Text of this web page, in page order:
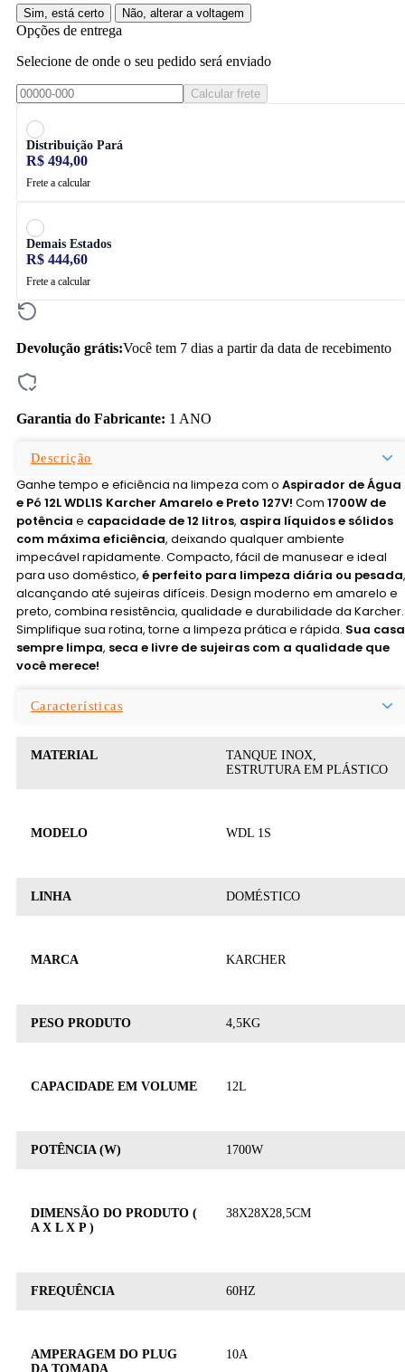
Sim, está certo Não, alterar a voltagem
Opções de entrega
Selecione de onde o seu pedido será enviado
Calcular frete
Distribuição Pará
R$ 494,00
Frete a calcular
Demais Estados
R$ 444,60
Frete a calcular
Devolução grátis:Você tem 7 dias a partir da data de recebimento
Garantia do Fabricante: 1 ANO
Descrição
Ganhe tempo e eficiência na limpeza com o Aspirador de Água
e Pó 12L WDL1S Karcher Amarelo e Preto 127V! Com 1700W de
potência e capacidade de 12 litros, aspira líquidos e sólidos
com máxima eficiência, deixando qualquer ambiente
impecável rapidamente. Compacto, fácil de manusear e ideal
para uso doméstico, é perfeito para limpeza diária ou pesada,
alcançando até sujeiras difíceis. Design moderno em amarelo e
preto, combina resistência, qualidade e durabilidade da Karcher.
Simplifique sua rotina, torne a limpeza prática e rápida. Sua casa
sempre limpa, seca e livre de sujeiras com a qualidade que
você merece!
Características
MATERIAL
TANQUE INOX,
ESTRUTURA EM PLÁSTICO
MODELO WDL 1S
LINHA DOMÉSTICO
MARCA KARCHER
PESO PRODUTO 4,5KG
CAPACIDADE EM VOLUME 12L
POTÊNCIA (W) 1700W
DIMENSÃO DO PRODUTO (
A X L X P )
38X28X28,5CM
FREQUÊNCIA 60HZ
AMPERAGEM DO PLUG
DA TOMADA
10A